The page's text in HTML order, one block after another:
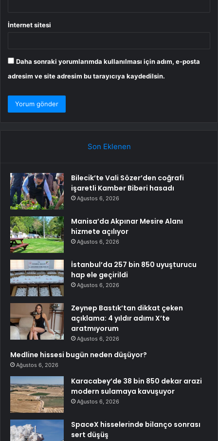
İnternet sitesi
Daha sonraki yorumlarımda kullanılması için adım, e-posta
adresim ve site adresim bu tarayıcıya kaydedilsin.
Son Eklenen
Bilecik’te Vali Sözer’den coğrafi
işaretli Kamber Biberi hasadı
Ağustos 6, 2026
Manisa’da Akpınar Mesire Alanı
hizmete açılıyor
Ağustos 6, 2026
İstanbul’da 257 bin 850 uyuşturucu
hap ele geçirildi
Ağustos 6, 2026
Zeynep Bastık’tan dikkat çeken
açıklama: 4 yıldır adımı X’te
aratmıyorum
Ağustos 6, 2026
Medline hissesi bugün neden düşüyor?
Ağustos 6, 2026
Karacabey’de 38 bin 850 dekar arazi
modern sulamaya kavuşuyor
Ağustos 6, 2026
SpaceX hisselerinde bilanço sonrası
sert düşüş